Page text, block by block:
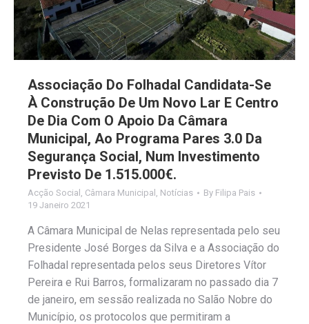
Associação Do Folhadal Candidata-Se
À Construção De Um Novo Lar E Centro
De Dia Com O Apoio Da Câmara
Municipal, Ao Programa Pares 3.0 Da
Segurança Social, Num Investimento
Previsto De 1.515.000€.
Acção Social Câmara Municipal Notícias By Filipa Pais
19 Janeiro 2021
A Câmara Municipal de Nelas representada pelo seu
Presidente José Borges da Silva e a Associação do
Folhadal representada pelos seus Diretores Vítor
Pereira e Rui Barros, formalizaram no passado dia 7
de janeiro, em sessão realizada no Salão Nobre do
Município, os protocolos que permitiram a